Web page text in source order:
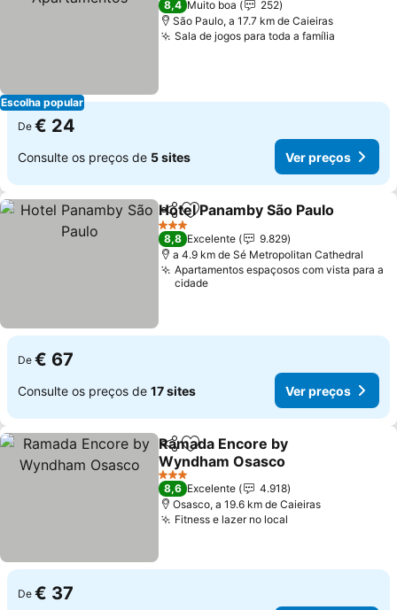
Escolha popular
8,4 Muito boa
252
São Paulo, a 17.7 km de Caieiras
Sala de jogos para toda a família
De € 24
Consulte os preços de 5 sites Ver preços
PartilharAdicionar aos favoritos
Hotel Panamby São Paulo
3 Estrelas
8,8 Excelente
9.829
a 4.9 km de Sé Metropolitan Cathedral
Apartamentos espaçosos com vista para a
cidade
De € 67
Consulte os preços de 17 sites Ver preços
PartilharAdicionar aos favoritos
Ramada Encore by
Wyndham Osasco
3 Estrelas
8,6 Excelente
4.918
Osasco, a 19.6 km de Caieiras
Fitness e lazer no local
De € 37